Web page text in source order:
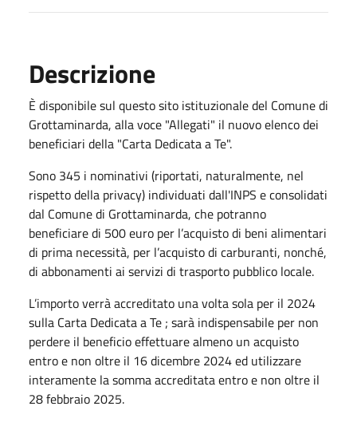
Descrizione
È disponibile sul questo sito istituzionale del Comune di
Grottaminarda, alla voce "Allegati" il nuovo elenco dei
beneficiari della "Carta Dedicata a Te".
Sono 345 i nominativi (riportati, naturalmente, nel
rispetto della privacy) individuati dall'INPS e consolidati
dal Comune di Grottaminarda, che potranno
beneficiare di 500 euro per l’acquisto di beni alimentari
di prima necessità, per l’acquisto di carburanti, nonché,
di abbonamenti ai servizi di trasporto pubblico locale.
L’importo verrà accreditato una volta sola per il 2024
sulla Carta Dedicata a Te ; sarà indispensabile per non
perdere il beneficio effettuare almeno un acquisto
entro e non oltre il 16 dicembre 2024 ed utilizzare
interamente la somma accreditata entro e non oltre il
28 febbraio 2025.